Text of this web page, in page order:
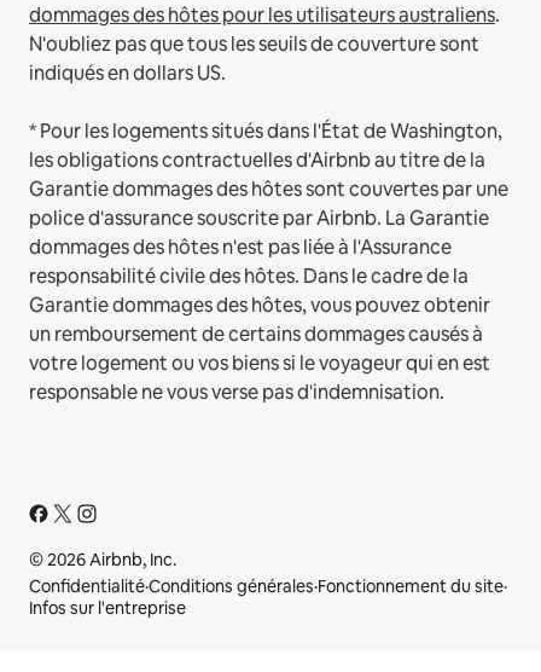
dommages des hôtes pour les utilisateurs australiens.
N'oubliez pas que tous les seuils de couverture sont
indiqués en dollars US.
* Pour les logements situés dans l'État de Washington,
les obligations contractuelles d'Airbnb au titre de la
Garantie dommages des hôtes sont couvertes par une
police d'assurance souscrite par Airbnb. La Garantie
dommages des hôtes n'est pas liée à l'Assurance
responsabilité civile des hôtes. Dans le cadre de la
Garantie dommages des hôtes, vous pouvez obtenir
un remboursement de certains dommages causés à
votre logement ou vos biens si le voyageur qui en est
responsable ne vous verse pas d'indemnisation.
© 2026 Airbnb, Inc.
Confidentialité·Conditions générales·Fonctionnement du site·
Infos sur l'entreprise